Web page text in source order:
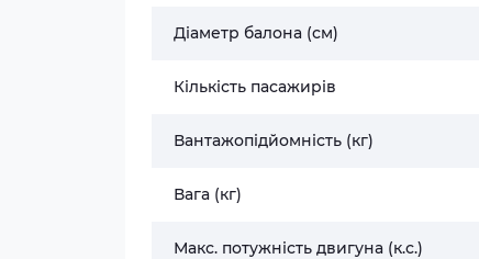
Діаметр балона (см)
Кількість пасажирів
Вантажопідйомність (кг)
Вага (кг)
Макс. потужність двигуна (к.с.)